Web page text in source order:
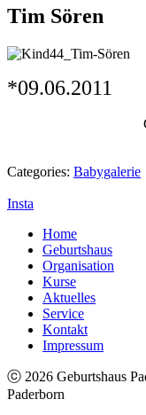
Tim Sören
*09.06.2011
Categories: Babygalerie
Insta
Home
Geburtshaus
Organisation
Kurse
Aktuelles
Service
Kontakt
Impressum
ⓒ 2026 Geburtshaus
Paderborn